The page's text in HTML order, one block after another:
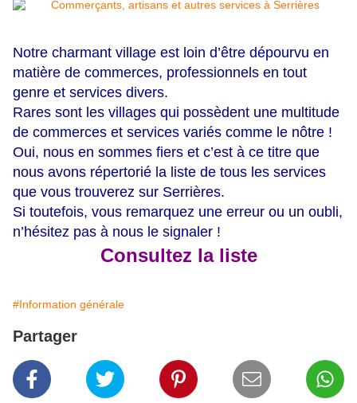
Notre charmant village est loin d’être dépourvu en
matière de commerces, professionnels en tout
genre et services divers.
Rares sont les villages qui possèdent une multitude
de commerces et services variés comme le nôtre !
Oui, nous en sommes fiers et c’est à ce titre que
nous avons répertorié la liste de tous les services
que vous trouverez sur Serrières.
Si toutefois, vous remarquez une erreur ou un oubli,
n’hésitez pas à nous le signaler !
Consultez la liste
#Information générale
Partager